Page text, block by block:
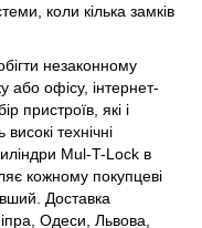
коли кілька замків
незаконному
або офісу, інтернет-
пристроїв, які і
технічні
Mul-T-Lock в
кожному покупцеві
Доставка
Одеси, Львова,